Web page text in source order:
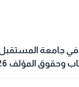
في جامعة